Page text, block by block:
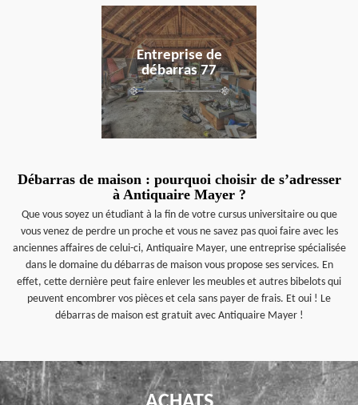
Entreprise de
débarras 77
en savoir plus
Débarras de maison : pourquoi choisir de s’adresser
à Antiquaire Mayer ?
Que vous soyez un étudiant à la fin de votre cursus universitaire ou que
vous venez de perdre un proche et vous ne savez pas quoi faire avec les
anciennes affaires de celui-ci, Antiquaire Mayer, une entreprise spécialisée
dans le domaine du débarras de maison vous propose ses services. En
effet, cette dernière peut faire enlever les meubles et autres bibelots qui
peuvent encombrer vos pièces et cela sans payer de frais. Et oui ! Le
débarras de maison est gratuit avec Antiquaire Mayer !